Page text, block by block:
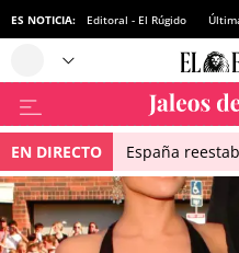
ES NOTICIA: Editoral - El Rúgido
EN DIRECTO España